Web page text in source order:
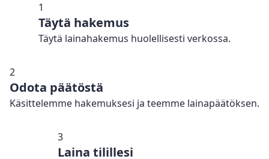
1
Täytä hakemus
Täytä lainahakemus huolellisesti verkossa.
2
Odota päätöstä
Käsittelemme hakemuksesi ja teemme lainapäätöksen.
3
Laina tilillesi